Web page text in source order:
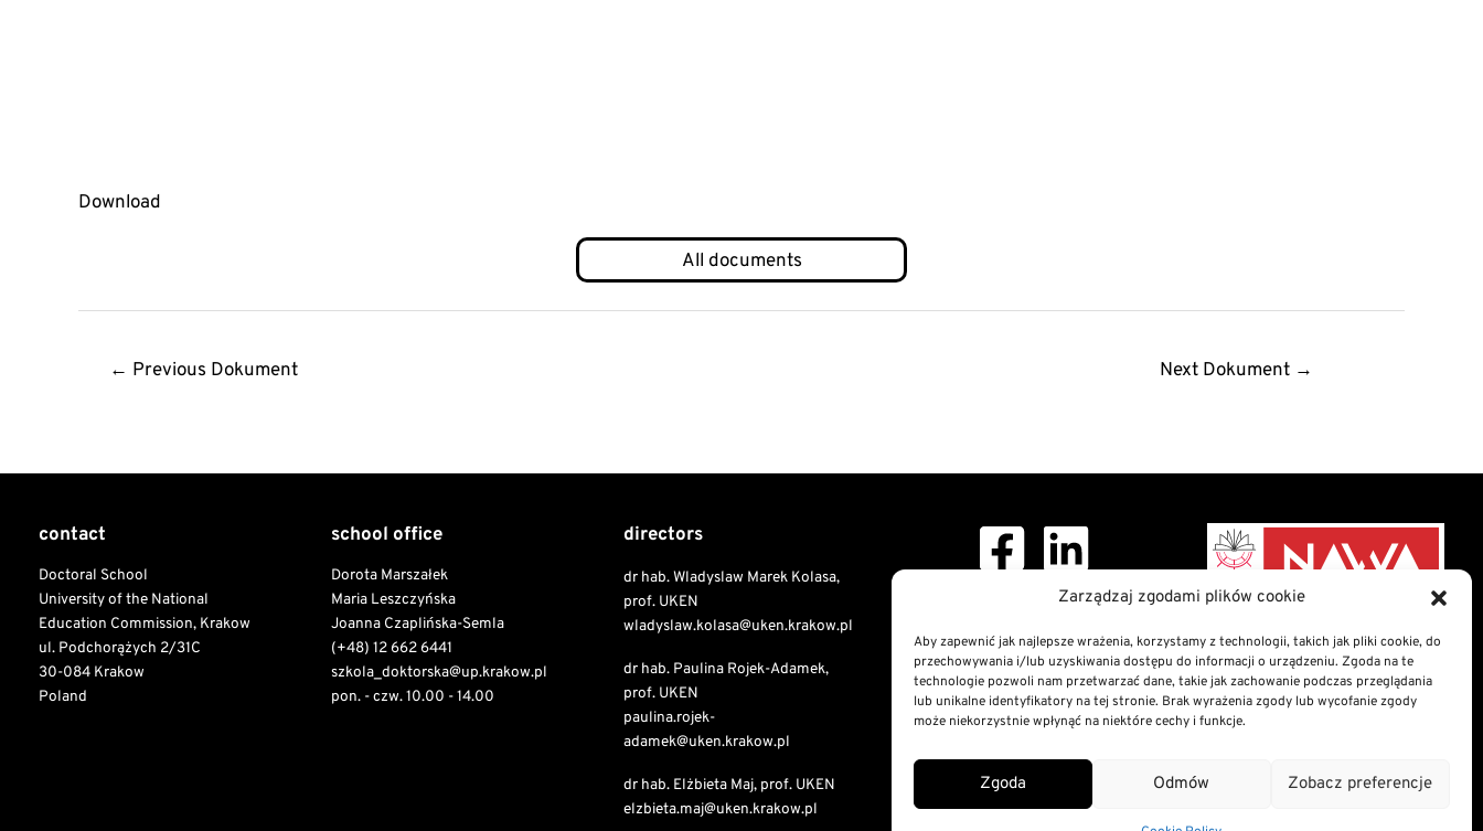
Zarządzaj zgodami plików cookie
Aby zapewnić jak najlepsze wrażenia, korzystamy z technologii, takich jak pliki cookie, do
przechowywania i/lub uzyskiwania dostępu do informacji o urządzeniu. Zgoda na te
technologie pozwoli nam przetwarzać dane, takie jak zachowanie podczas przeglądania
lub unikalne identyfikatory na tej stronie. Brak wyrażenia zgody lub wycofanie zgody
może niekorzystnie wpłynąć na niektóre cechy i funkcje.
Zgoda Odmów Zobacz preferencje
Download
navigation
← Previous Dokument Next Dokument →
contact
Doctoral School
University of the National
Education Commission, Krakow
ul. Podchorążych 2/31C
30-084 Krakow
Poland
school office
Dorota Marszałek
Maria Leszczyńska
Joanna Czaplińska-Semla
(+48) 12 662 6441
szkola_doktorska@up.krakow.pl
pon. - czw. 10.00 - 14.00
directors
dr hab. Wladyslaw Marek Kolasa,
prof. UKEN
wladyslaw.kolasa@uken.krakow.pl
dr hab. Paulina Rojek-Adamek,
prof. UKEN
paulina.rojek-
adamek@uken.krakow.pl
dr hab. Elżbieta Maj, prof. UKEN
elzbieta.maj@uken.krakow.pl
Copyright © 2026 Doctoral
Public Information Bulletin
Declaration of digital accessibility
RODO Statement